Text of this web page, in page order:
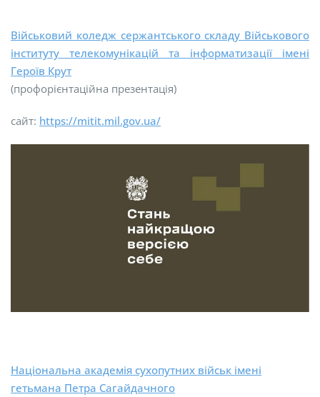
Військовий коледж сержантського складу Військового
інституту телекомунікацій та інформатизації імені
Героїв Крут
(профорієнтаційна презентація)
сайт: https://mitit.mil.gov.ua/
Національна академія сухопутних військ імені
гетьмана Петра Сагайдачного